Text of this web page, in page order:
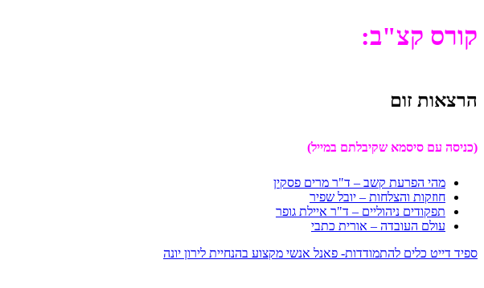
קורס קצ"ב:
הרצאות זום
(כניסה עם סיסמא שקיבלתם במייל)
מהי הפרעת קשב – ד"ר מרים פסקין
חוזקות והצלחות – יובל שפיר
תפקודים ניהוליים – ד"ר איילת גופר
עולם העובדה – אורית כתבי
ספיד דייט כלים להתמודדות- פאנל אנשי מקצוע בהנחיית לירון יונה